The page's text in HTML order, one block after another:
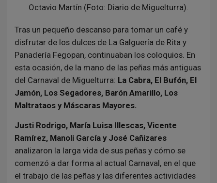
Octavio Martín (Foto: Diario de Miguelturra).
Tras un pequeño descanso para tomar un café y
disfrutar de los dulces de La Galguería de Rita y
Panadería Fegopan, continuaban los coloquios. En
esta ocasión, de la mano de las peñas más antiguas
del Carnaval de Miguelturra: La Cabra, El Bufón, El
Jamón, Los Segadores, Barón Amarillo, Los
Maltrataos y Máscaras Mayores.
Justi Rodrigo, María Luisa Illescas, Vicente
Ramírez, Manoli García y José Cañizares
analizaron la larga vida de sus peñas y cómo se
comenzó a dar forma al actual Carnaval, en el que
el trabajo de las peñas y las diferentes actividades